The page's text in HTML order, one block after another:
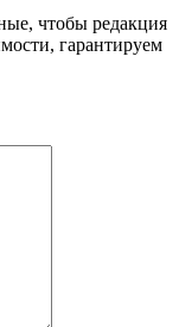
чтобы редакция
гарантируем